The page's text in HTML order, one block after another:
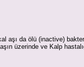
da ölü (inactive)
üzerinde ve Kalp